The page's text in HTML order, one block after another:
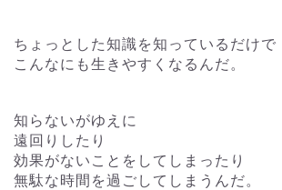
ちょっとした知識を知っているだけで
こんなにも生きやすくなるんだ。
知らないがゆえに
遠回りしたり
効果がないことをしてしまったり
無駄な時間を過ごしてしまうんだ。